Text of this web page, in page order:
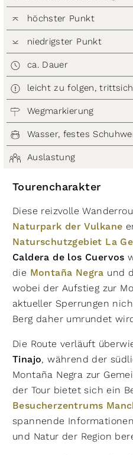
höchster Punkt
niedrigster Punkt
ca. Dauer
leicht zu folgen,
Wegmarkierung
Wasser, festes
Auslastung
Tourencharakter
Diese reizvolle
Naturpark der Vulkane
Naturschutzgebiet La
Caldera de los Cuervos
die Montaña Negra und
wobei der Aufstieg zur
aktueller Sperrungen
Berg daher umrundet
Die Route verläuft
Tinajo, während der
Montaña Negra zur
der Tour bietet sich ein
Besucherzentrums
spannende
und Natur der Region